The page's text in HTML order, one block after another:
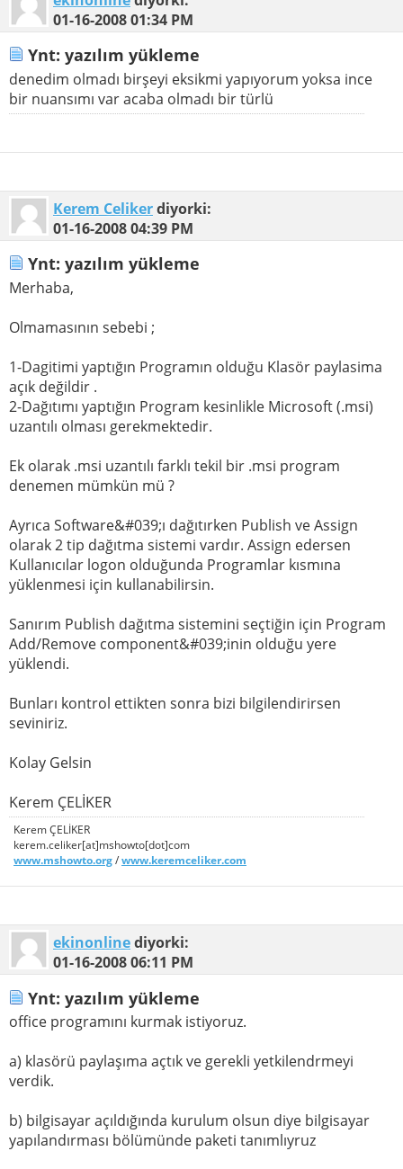
01-16-200801:34 PM
Ynt: yazılım yükleme
denedim olmadı birşeyi eksikmi yapıyorum yoksa ince
bir nuansımı var acaba olmadı bir türlü
Kerem Celikerdiyorki:
01-16-200804:39 PM
Ynt: yazılım yükleme
Merhaba,
Olmamasının sebebi ;
1-Dagitimi yaptığın Programın olduğu Klasör paylasima
açık değildir .
2-Dağıtımı yaptığın Program kesinlikle Microsoft (.msi)
uzantılı olması gerekmektedir.
Ek olarak .msi uzantılı farklı tekil bir .msi program
denemen mümkün mü ?
Ayrıca Software&#039;ı dağıtırken Publish ve Assign
olarak 2 tip dağıtma sistemi vardır. Assign edersen
Kullanıcılar logon olduğunda Programlar kısmına
yüklenmesi için kullanabilirsin.
Sanırım Publish dağıtma sistemini seçtiğin için Program
Add/Remove component&#039;inin olduğu yere
yüklendi.
Bunları kontrol ettikten sonra bizi bilgilendirirsen
seviniriz.
Kolay Gelsin
Kerem ÇELİKER
Kerem ÇELİKER
kerem.celiker[at]mshowto[dot]com
www.mshowto.org/www.keremceliker.com
ekinonlinediyorki:
01-16-200806:11 PM
Ynt: yazılım yükleme
office programını kurmak istiyoruz.
a) klasörü paylaşıma açtık ve gerekli yetkilendrmeyi
verdik.
b) bilgisayar açıldığında kurulum olsun diye bilgisayar
yapılandırması bölümünde paketi tanımlıyruz